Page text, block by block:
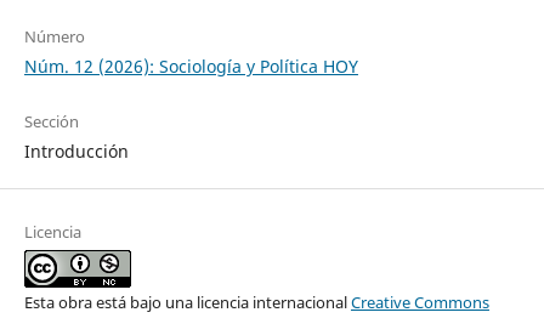
Número
Núm. 12 (2026): Sociología y Política HOY
Sección
Introducción
Licencia
Esta obra está bajo una licencia internacionalCreative Commons